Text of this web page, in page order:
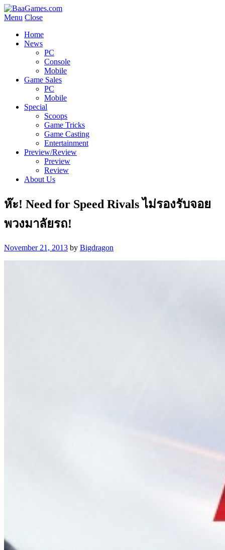
Menu Close
Home
News
PC
Console
Mobile
Game Sales
PC
Mobile
Special
Scoops
Game Tricks
Game Casting
Entertainment
Preview/Review
Preview
Review
About Us
ห๊ะ! Need for Speed Rivals ไม่รองรับจอย
พวงมาลัยรถ!
November 21, 2013 by Bigdragon